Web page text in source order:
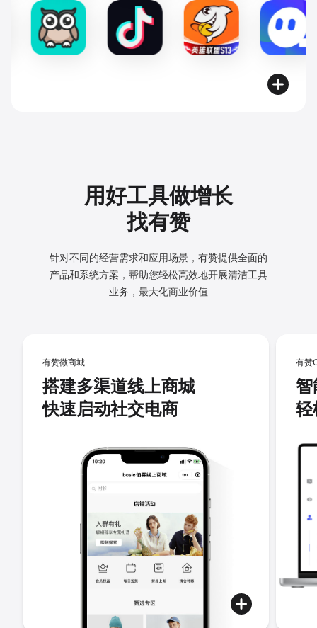
用好工具做增长
找有赞
针对不同的经营需求和应用场景，有赞提供全面的
产品和系统方案， 帮助您轻松高效地开展清洁工具
业务，最大化商业价值
有赞微商城
搭建多渠道线上商城
快速启动社交电商
有赞
智
轻